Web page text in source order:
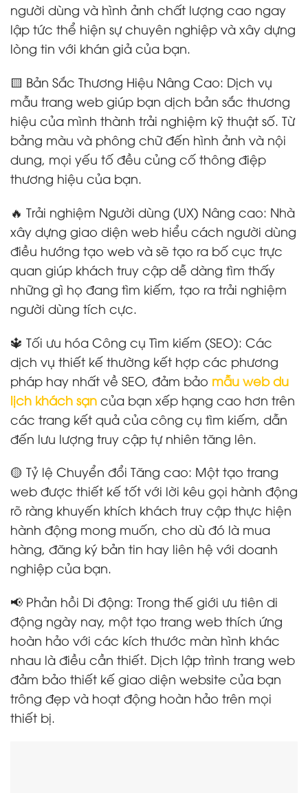
người dùng và hình ảnh chất lượng cao ngay
lập tức thể hiện sự chuyên nghiệp và xây dựng
lòng tin với khán giả của bạn.
🟨 Bản Sắc Thương Hiệu Nâng Cao: Dịch vụ
mẫu trang web giúp bạn dịch bản sắc thương
hiệu của mình thành trải nghiệm kỹ thuật số. Từ
bảng màu và phông chữ đến hình ảnh và nội
dung, mọi yếu tố đều củng cố thông điệp
thương hiệu của bạn.
🔥 Trải nghiệm Người dùng (UX) Nâng cao: Nhà
xây dựng giao diện web hiểu cách người dùng
điều hướng tạo web và sẽ tạo ra bố cục trực
quan giúp khách truy cập dễ dàng tìm thấy
những gì họ đang tìm kiếm, tạo ra trải nghiệm
người dùng tích cực.
🔱 Tối ưu hóa Công cụ Tìm kiếm (SEO): Các
dịch vụ thiết kế thường kết hợp các phương
pháp hay nhất về SEO, đảm bảo mẫu web du
lịch khách sạn của bạn xếp hạng cao hơn trên
các trang kết quả của công cụ tìm kiếm, dẫn
đến lưu lượng truy cập tự nhiên tăng lên.
🟡 Tỷ lệ Chuyển đổi Tăng cao: Một tạo trang
web được thiết kế tốt với lời kêu gọi hành động
rõ ràng khuyến khích khách truy cập thực hiện
hành động mong muốn, cho dù đó là mua
hàng, đăng ký bản tin hay liên hệ với doanh
nghiệp của bạn.
📢 Phản hồi Di động: Trong thế giới ưu tiên di
động ngày nay, một tạo trang web thích ứng
hoàn hảo với các kích thước màn hình khác
nhau là điều cần thiết. Dịch lập trình trang web
đảm bảo thiết kế giao diện website của bạn
trông đẹp và hoạt động hoàn hảo trên mọi
thiết bị.